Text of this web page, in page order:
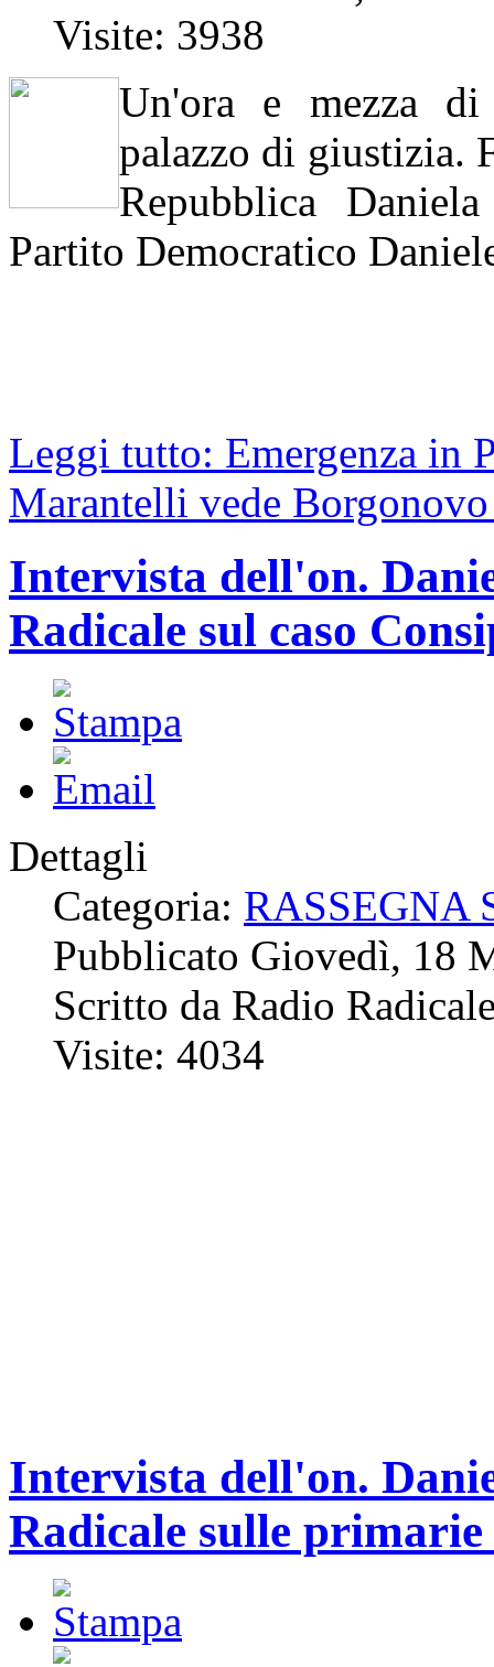
Visite: 3938
Un'ora e mezza
palazzo di giustizia.
Repubblica
Partito Democratico
Leggi tutto: Emergenza in
Marantelli vede
Intervista dell'on.
Radicale sul caso
Dettagli
Categoria: RASSEGNA
Pubblicato Giovedì, 18
Scritto da Radio
Visite: 4034
Intervista dell'on.
Radicale sulle primarie